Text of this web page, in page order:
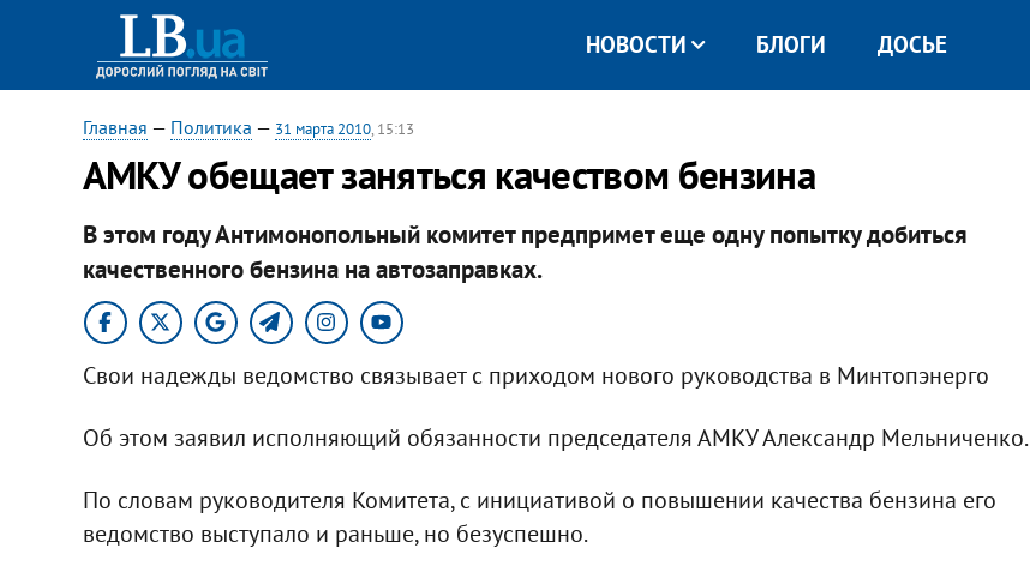
НОВОСТИ БЛОГИ ДОСЬЕ
Главная — Политика — 31 марта 2010, 15:13
АМКУ обещает заняться качеством бензина
В этом году Антимонопольный комитет предпримет еще одну попытку добиться
качественного бензина на автозаправках.
Свои надежды ведомство связывает с приходом нового руководства в Минтопэнерго
Об этом заявил исполняющий обязанности председателя АМКУ Александр Мельниченко.
По словам руководителя Комитета, с инициативой о повышении качества бензина его
ведомство выступало и раньше, но безуспешно.